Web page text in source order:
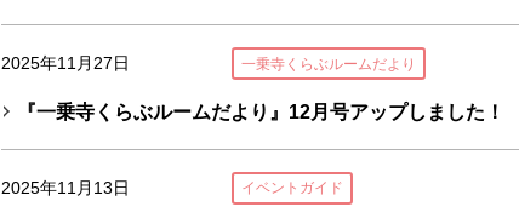
2025年11月27日 一乗寺くらぶルームだより
『一乗寺くらぶルームだより』12月号アップしました！
2025年11月13日 イベントガイド